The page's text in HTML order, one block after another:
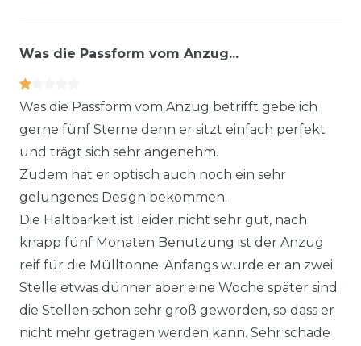
Was die Passform vom Anzug...
Was die Passform vom Anzug betrifft gebe ich
gerne fünf Sterne denn er sitzt einfach perfekt
und trägt sich sehr angenehm.
Zudem hat er optisch auch noch ein sehr
gelungenes Design bekommen.
Die Haltbarkeit ist leider nicht sehr gut, nach
knapp fünf Monaten Benutzung ist der Anzug
reif für die Mülltonne. Anfangs wurde er an zwei
Stelle etwas dünner aber eine Woche später sind
die Stellen schon sehr groß geworden, so dass er
nicht mehr getragen werden kann. Sehr schade